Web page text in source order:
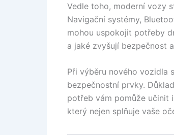
Vedle toho, moderní vozy
Navigační systémy,
mohou uspokojit potřeby
a jaké zvyšují bezpečnost
Při výběru nového vozidla
bezpečnostní prvky.
potřeb vám pomůže učinit
který nejen splňuje vaše